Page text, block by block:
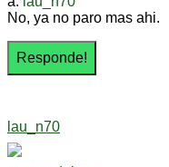
No, ya no paro mas ahi.
lau_n70